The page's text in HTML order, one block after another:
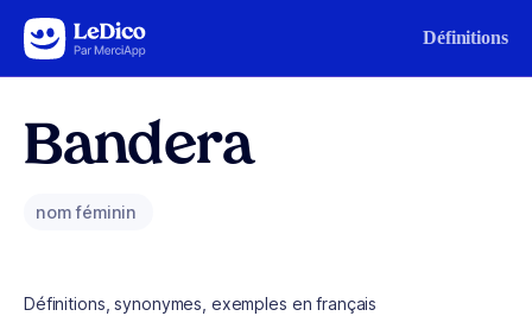
Aller au contenu Définitions
Bandera
nom féminin
Définitions, synonymes, exemples en français